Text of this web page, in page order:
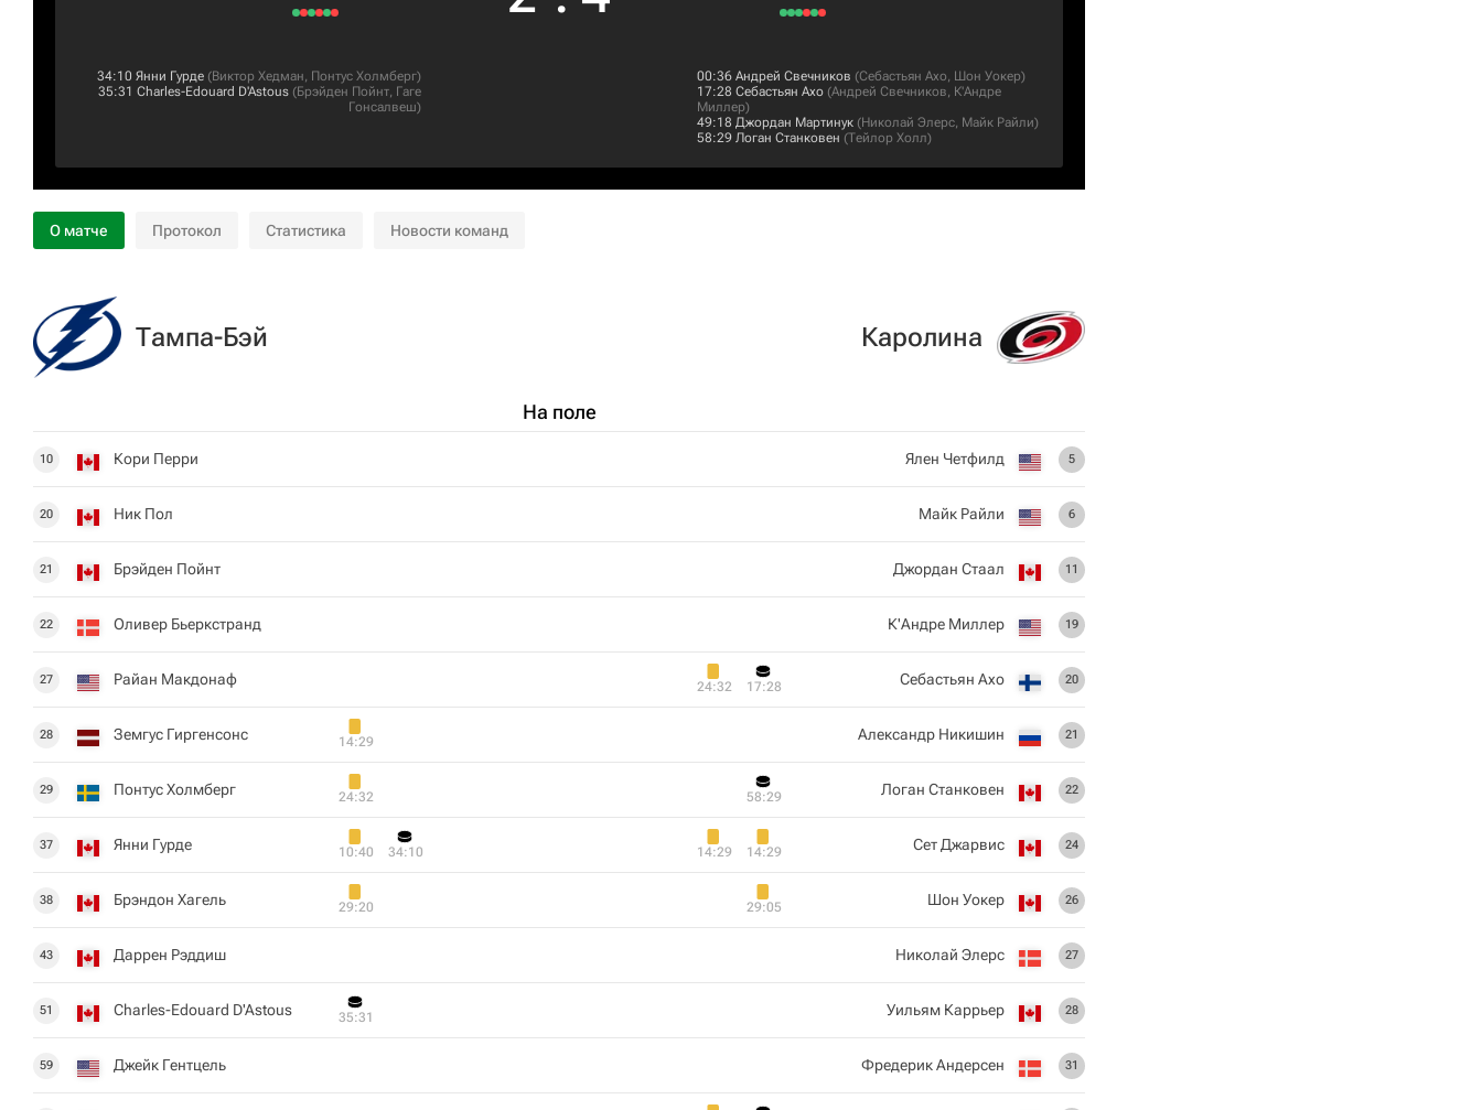
34:10 Янни Гурде (Виктор Хедман, Понтус Холмберг)
35:31 Charles-Edouard D'Astous (Брэйден Пойнт, Гаге
Гонсалвеш)
00:36 Андрей Свечников (Себастьян Ахо, Шон Уокер)
17:28 Себастьян Ахо (Андрей Свечников, К'Андре
Миллер)
49:18 Джордан Мартинук (Николай Элерс, Майк Райли)
58:29 Логан Станковен (Тейлор Холл)
О матче Протокол Статистика Новости команд
Тампа-Бэй
На поле
10 Кори Перри
20 Ник Пол
21 Брэйден Пойнт
22 Оливер Бьеркстранд
27 Райан Макдонаф
28 Земгус Гиргенсонс 14:29
29 Понтус Холмберг 24:32
37 Янни Гурде 10:40 34:10
38 Брэндон Хагель 29:20
43 Даррен Рэддиш
51 Charles-Edouard D'Astous 35:31
59 Джейк Гентцель
Каролина
5
Ялен Четфилд
6
Майк Райли
11
Джордан Стаал
19
К'Андре Миллер
20
Себастьян Ахо
17:28
24:32
21
Александр Никишин
22
Логан Станковен
58:29
24
Сет Джарвис
14:29
14:29
26
Шон Уокер
29:05
27
Николай Элерс
28
Уильям Каррьер
31
Фредерик Андерсен